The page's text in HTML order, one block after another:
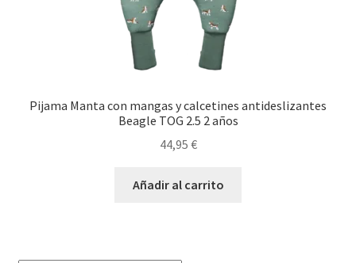
Pijama Manta con mangas y calcetines antideslizantes
Beagle TOG 2.5 2 años
44,95 €
Añadir al carrito